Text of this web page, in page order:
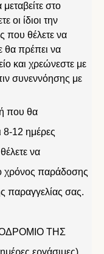
στο
οι ίδιοι την
που θέλετε να
θα πρέπει να
και χρεώνεστε με
συνεννόησης με
που θα
8-12 ημέρες
να
χρόνος παράδοσης
παραγγελίας σας.
ΤΗΣ
εργάσιμες)